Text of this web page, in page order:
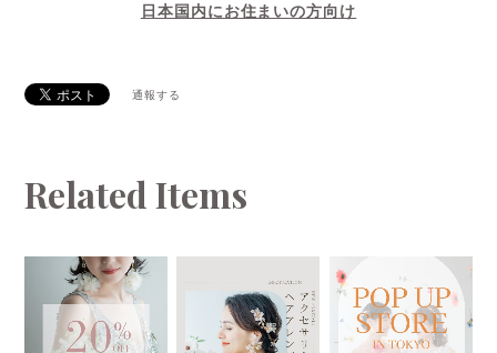
日本国内にお住まいの方向け
通報する
Related Items